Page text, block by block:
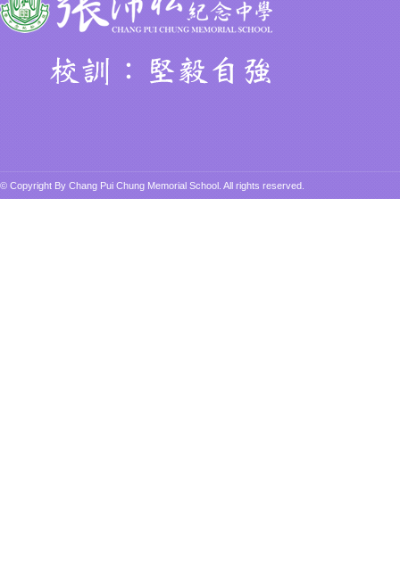
© Copyright By Chang Pui Chung Memorial School. All rights reserved.